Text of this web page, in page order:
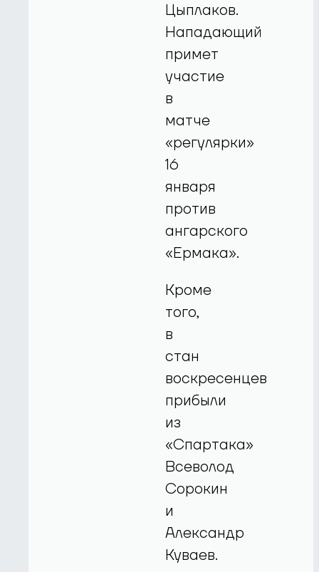
Цыплаков.
Нападающий
примет
участие
в
матче
«регулярки»
16
января
против
ангарского
«Ермака».
Кроме
того,
в
стан
воскресенцев
прибыли
из
«Спартака»
Всеволод
Сорокин
и
Александр
Куваев.